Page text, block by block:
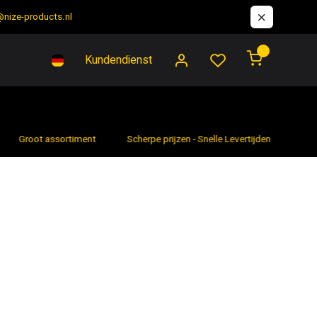
products.nl
Kundendienst
Groot assortiment Scherpe prijzen - Snelle Levertijden